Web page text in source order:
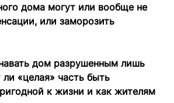
дома могут или вообще не
или заморозить
дом разрушенным лишь
«целая» часть быть
к жизни и как жителям